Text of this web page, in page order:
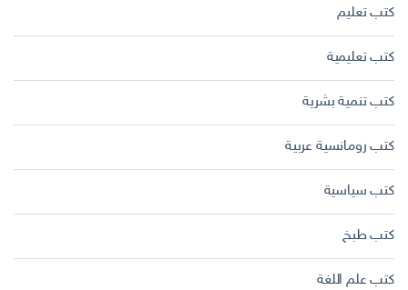
كتب تعليم
كتب تعليمية
كتب تنمية بشرية
كتب رومانسية عربية
كتب سياسية
كتب طبخ
كتب علم اللغة